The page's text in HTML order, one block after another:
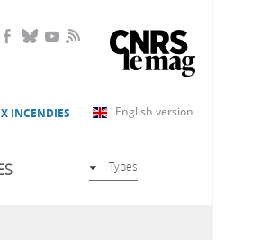
RSS
English version
INCENDIES
Types